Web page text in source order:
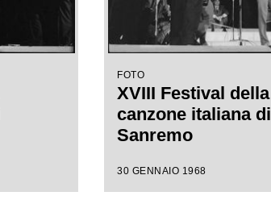
FOTO
XVIII Festival della
canzone italiana di
Sanremo
30 GENNAIO 1968